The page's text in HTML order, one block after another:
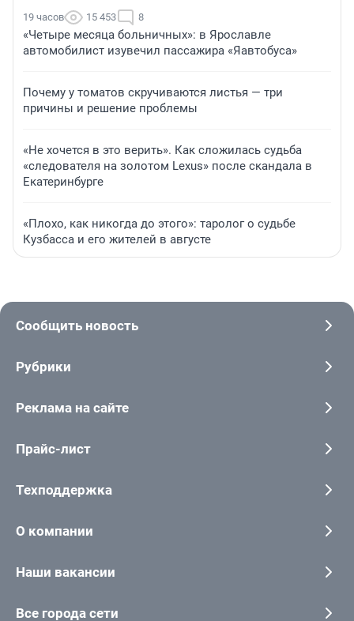
19 часов 15 453 8
«Четыре месяца больничных»: в Ярославле
автомобилист изувечил пассажира «Яавтобуса»
Почему у томатов скручиваются листья — три
причины и решение проблемы
«Не хочется в это верить». Как сложилась судьба
«следователя на золотом Lexus» после скандала в
Екатеринбурге
«Плохо, как никогда до этого»: таролог о судьбе
Кузбасса и его жителей в августе
Сообщить новость
Рубрики
Реклама на сайте
Прайс-лист
Техподдержка
О компании
Наши вакансии
Все города сети